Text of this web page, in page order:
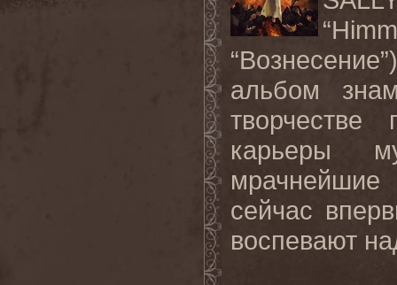
“
альбом
творчестве
карьеры
сейчас
воспевают